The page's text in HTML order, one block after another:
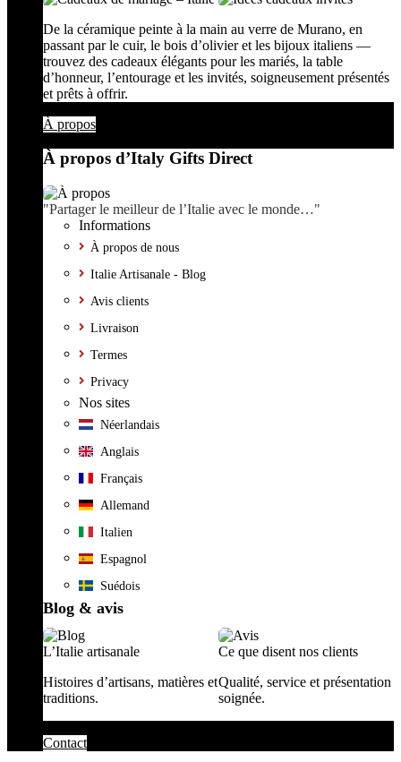
De la céramique peinte à la main au verre de Murano, en
passant par le cuir, le bois d’olivier et les bijoux italiens —
trouvez des cadeaux élégants pour les mariés, la table
d’honneur, l’entourage et les invités, soigneusement présentés
et prêts à offrir.
À propos
À propos d’Italy Gifts Direct
"Partager le meilleur de l’Italie avec le monde…"
Informations
À propos de nous
Italie Artisanale - Blog
Avis clients
Livraison
Termes
Privacy
Nos sites
Néerlandais
Anglais
Français
Allemand
Italien
Espagnol
Suédois
Blog & avis
L’Italie artisanale
Histoires d’artisans, matières et
traditions.
Ce que disent nos clients
Qualité, service et présentation
soignée.
Contact